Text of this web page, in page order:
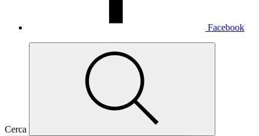
Facebook
Cerca